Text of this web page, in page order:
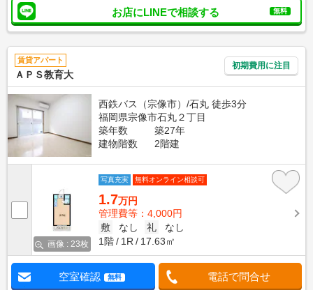
お店にLINEで相談する 無料
賃貸アパート
ＡＰＳ教育大
初期費用に注目
西鉄バス（宗像市）/石丸 徒歩3分
福岡県宗像市石丸２丁目
築年数
築27年
建物階数
2階建
画像 : 23枚
写真充実 無料オンライン相談可
1.7万円
管理費等：4,000円
敷
なし 礼
なし
1階
1R 17.63㎡
空室確認 無料 電話で問合せ